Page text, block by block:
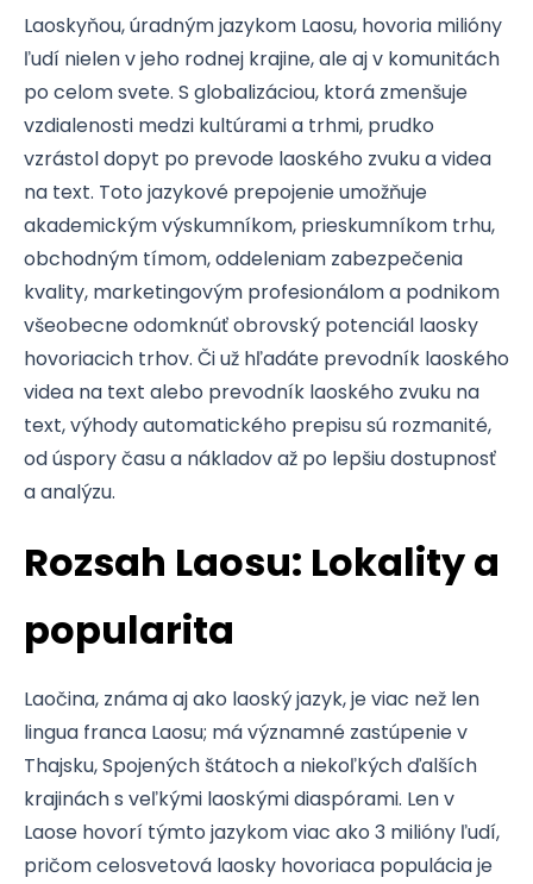
Laoskyňou, úradným jazykom Laosu, hovoria milióny
ľudí nielen v jeho rodnej krajine, ale aj v komunitách
po celom svete. S globalizáciou, ktorá zmenšuje
vzdialenosti medzi kultúrami a trhmi, prudko
vzrástol dopyt po prevode laoského zvuku a videa
na text. Toto jazykové prepojenie umožňuje
akademickým výskumníkom, prieskumníkom trhu,
obchodným tímom, oddeleniam zabezpečenia
kvality, marketingovým profesionálom a podnikom
všeobecne odomknúť obrovský potenciál laosky
hovoriacich trhov. Či už hľadáte prevodník laoského
videa na text alebo prevodník laoského zvuku na
text, výhody automatického prepisu sú rozmanité,
od úspory času a nákladov až po lepšiu dostupnosť
a analýzu.
Rozsah Laosu: Lokality a
popularita
Laočina, známa aj ako laoský jazyk, je viac než len
lingua franca Laosu; má významné zastúpenie v
Thajsku, Spojených štátoch a niekoľkých ďalších
krajinách s veľkými laoskými diaspórami. Len v
Laose hovorí týmto jazykom viac ako 3 milióny ľudí,
pričom celosvetová laosky hovoriaca populácia je